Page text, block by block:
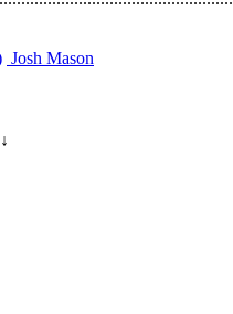
Josh Mason
↓